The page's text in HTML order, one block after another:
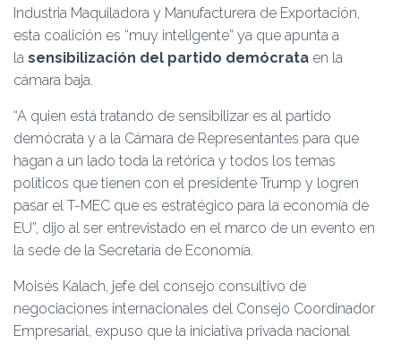
Industria Maquiladora y Manufacturera de Exportación,
esta coalición es “muy inteligente” ya que apunta a
la sensibilización del partido demócrata en la
cámara baja.
“A quien está tratando de sensibilizar es al partido
demócrata y a la Cámara de Representantes para que
hagan a un lado toda la retórica y todos los temas
políticos que tienen con el presidente Trump y logren
pasar el T-MEC que es estratégico para la economía de
EU”, dijo al ser entrevistado en el marco de un evento en
la sede de la Secretaría de Economía.
Moisés Kalach, jefe del consejo consultivo de
negociaciones internacionales del Consejo Coordinador
Empresarial, expuso que la iniciativa privada nacional